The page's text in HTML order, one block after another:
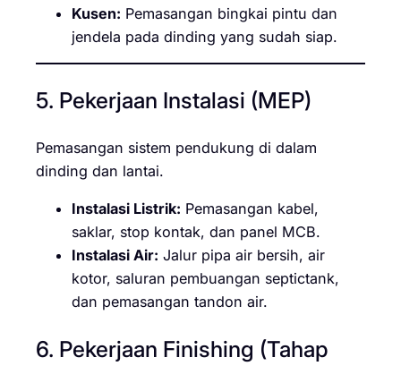
Kusen: Pemasangan bingkai pintu dan
jendela pada dinding yang sudah siap.
5. Pekerjaan Instalasi (MEP)
Pemasangan sistem pendukung di dalam
dinding dan lantai.
Instalasi Listrik: Pemasangan kabel,
saklar, stop kontak, dan panel MCB.
Instalasi Air: Jalur pipa air bersih, air
kotor, saluran pembuangan septictank,
dan pemasangan tandon air.
6. Pekerjaan Finishing (Tahap